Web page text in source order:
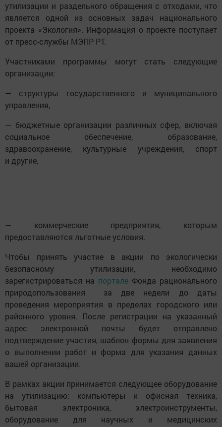
утилизации и раздельного обращения с отходами, что
является одной из основных задач национального
проекта «Экология». Информация о проекте поступает
от пресс-службы МЭПР РТ.
Участниками программы могут стать следующие
организации:
— структуры государственного и муниципального
управления,
— бюджетные организации различных сфер, включая
социальное обеспечение, образование,
здравоохранение, культурные учреждения, спорт
и другие,
— коммерческие предприятия, которым
предоставляются льготные условия.
Чтобы принять участие в акции по экологически
безопасному утилизации, необходимо
зарегистрироваться на портале Фонда рационального
природопользования за две недели до даты
проведения мероприятия в пределах городского или
районного уровня. После регистрации на указанный
адрес электронной почты будет отправлено
подтверждение участия, шаблон формы для заявления
о выполнении работ и форма для указания данных
вашей организации.
В рамках акции принимается следующее оборудование
на утилизацию: компьютеры и офисная техника,
бытовая электроника, электроинструменты,
оборудование для научных и медицинских